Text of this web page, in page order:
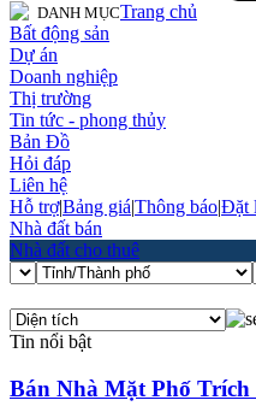
DANH MỤCTrang chủ
Bất động sản
Dự án
Doanh nghiệp
Thị trường
Tin tức - phong thủy
Bản Đồ
Hỏi đáp
Liên hệ
Hỗ trợ|Bảng giá|Thông báo|Đặt
Nhà đất bán
Nhà đất cho thuê
Tin nổi bật
Bán Nhà Mặt Phố Trích